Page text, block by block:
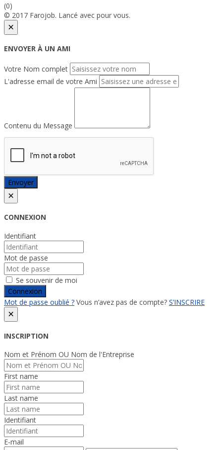
(0)
© 2017 Farojob. Lancé avec pour vous.
×
ENVOYER À UN AMI
Votre Nom complet
L'adresse email de votre Ami
Contenu du Message
Envoyer
×
CONNEXION
Identifiant
Mot de passe
Se souvenir de moi
Connexion
Mot de passe oublié ? Vous n’avez pas de compte? S’INSCRIRE
×
INSCRIPTION
Nom et Prénom OU Nom de l'Entreprise
First name
Last name
Identifiant
E-mail